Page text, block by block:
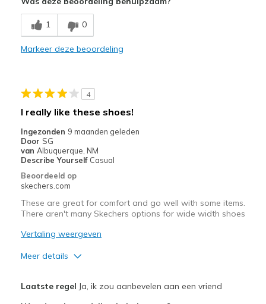
Comfortable
Durable
View On Shoes
Shoes are for Wearing
1 0
Markeer deze beoordeling
4
I really like these shoes!
Ingezonden 9 maanden geleden
Door SG
van Albuquerque, NM
Describe Yourself Casual
Beoordeeld op
skechers.com
These are great for comfort and go well with some items.
There aren't many Skechers options for wide width shoes
Vertaling weergeven
Meer details
Laatste regel Ja, ik zou aanbevelen aan een vriend